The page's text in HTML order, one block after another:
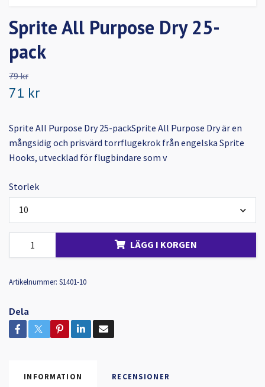
Sprite All Purpose Dry 25-
pack
79 kr
71 kr
Sprite All Purpose Dry 25-packSprite All Purpose Dry är en
mångsidig och prisvärd torrflugekrok från engelska Sprite
Hooks, utvecklad för flugbindare som v
Storlek
10
LÄGG I KORGEN
Artikelnummer: S1401-10
Dela
INFORMATION RECENSIONER